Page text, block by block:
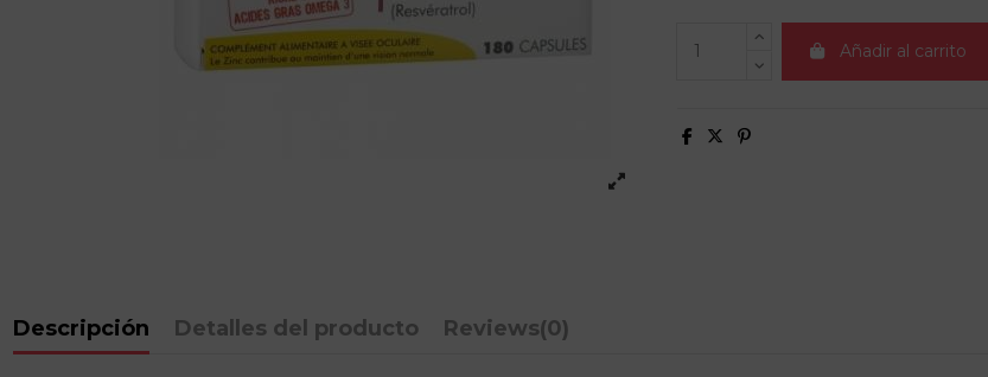
Añadir al carrito
Descripción Detalles del producto Reviews(0)